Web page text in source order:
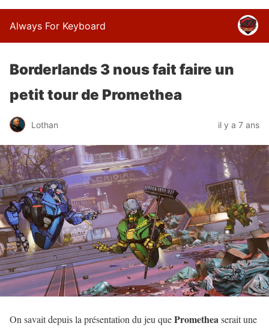
Always For Keyboard
Borderlands 3 nous fait faire un
petit tour de Promethea
Lothan il y a 7 ans
On savait depuis la présentation du jeu quePrometheaserait une